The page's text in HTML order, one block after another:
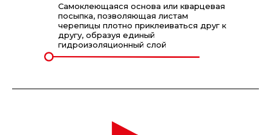
Самоклеющаяся основа или кварцевая
посыпка, позволяющая листам
черепицы плотно приклеиваться друг к
другу, образуя единый
гидроизоляционный слой